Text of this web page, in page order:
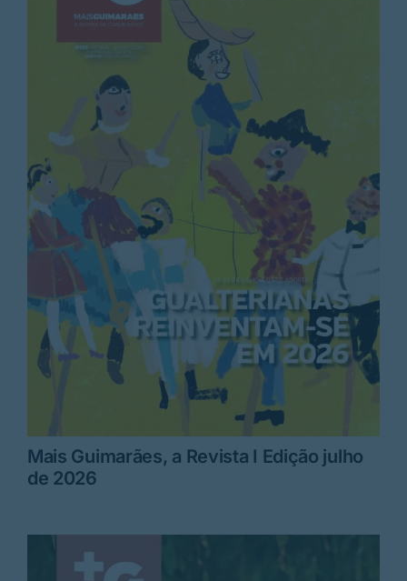
Mais Guimarães, a Revista I Edição julho
de 2026